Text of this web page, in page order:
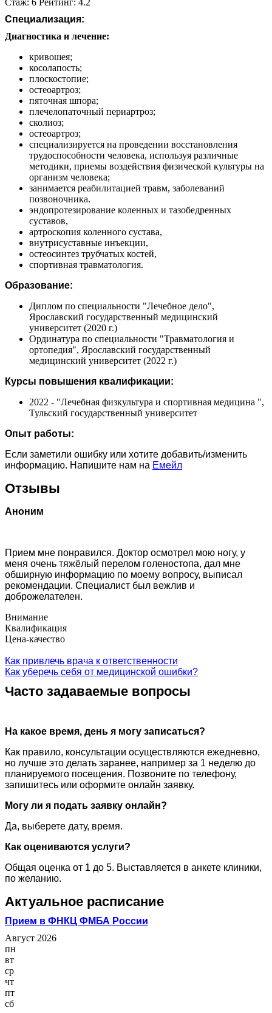
Специализация:
Диагностика и лечение:
кривошея;
косолапость;
плоскостопие;
остеоартроз;
пяточная шпора;
плечелопаточный периартроз;
сколиоз;
остеоартроз;
специализируется на проведении восстановления
трудоспособности человека, используя различные
методики, приемы воздействия физической культуры на
организм человека;
занимается реабилитацией травм, заболеваний
позвоночника.
эндопротезирование коленных и тазобедренных
суставов,
артроскопия коленного сустава,
внутрисуставные инъекции,
остеосинтез трубчатых костей,
спортивная травматология.
Образование:
Диплом по специальности "Лечебное дело",
Ярославский государственный медицинский
университет (2020 г.)
Ординатура по специальности "Травматология и
ортопедия", Ярославский государственный
медицинский университет (2022 г.)
Курсы повышения квалификации:
2022 - "Лечебная физкультура и спортивная медицина ",
Тульский государственный университет
Опыт работы:
Если заметили ошибку или хотите добавить/изменить
информацию. Напишите нам на Емейл
Отзывы
Аноним
Прием мне понравился. Доктор осмотрел мою ногу, у
меня очень тяжёлый перелом голеностопа, дал мне
обширную информацию по моему вопросу, выписал
рекомендации. Специалист был вежлив и
доброжелателен.
Внимание
Квалификация
Цена-качество
Как привлечь врача к ответственности
Как уберечь себя от медицинской ошибки?
Часто задаваемые вопросы
На какое время, день я могу записаться?
Как правило, консультации осуществляются ежедневно,
но лучше это делать заранее, например за 1 неделю до
планируемого посещения. Позвоните по телефону,
запишитесь или оформите онлайн заявку.
Могу ли я подать заявку онлайн?
Да, выберете дату, время.
Как оцениваются услуги?
Общая оценка от 1 до 5. Выставляется в анкете клиники,
по желанию.
Актуальное расписание
Прием в ФНКЦ ФМБА России
Август 2026
пн
вт
ср
чт
пт
сб